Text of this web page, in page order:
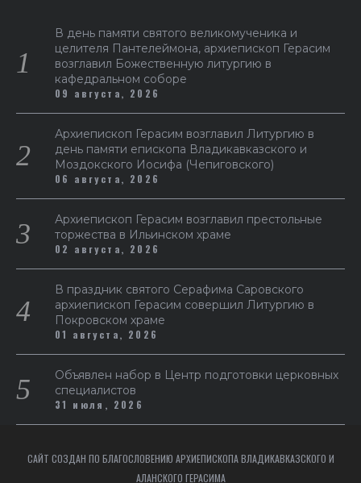
В день памяти святого великомученика и
целителя Пантелеймона, архиепископ Герасим
возглавил Божественную литургию в
кафедральном соборе
09 августа, 2026
Архиепископ Герасим возглавил Литургию в
день памяти епископа Владикавказского и
Моздокского Иосифа (Чепиговского)
06 августа, 2026
Архиепископ Герасим возглавил престольные
торжества в Ильинском храме
02 августа, 2026
В праздник святого Серафима Саровского
архиепископ Герасим совершил Литургию в
Покровском храме
01 августа, 2026
Объявлен набор в Центр подготовки церковных
специалистов
31 июля, 2026
САЙТ СОЗДАН ПО БЛАГОСЛОВЕНИЮ АРХИЕПИСКОПА ВЛАДИКАВКАЗСКОГО И
АЛАНСКОГО ГЕРАСИМА